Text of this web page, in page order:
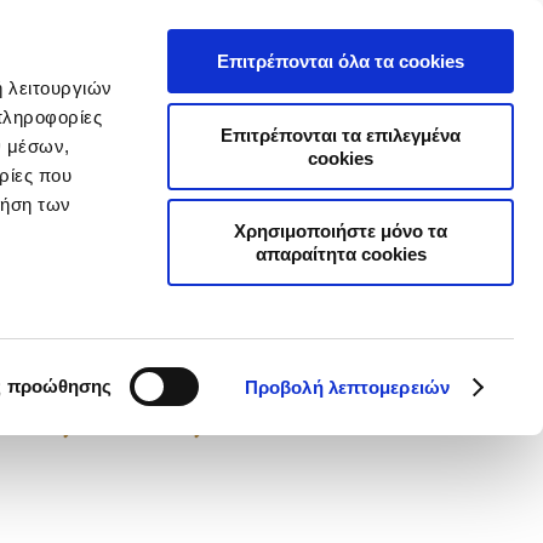
μέσων,
που
των
προώθησης Προβολή λεπτομερειών
Επιτρέπονται όλα τα cookies
Επιτρέπονται τα επιλεγμένα
cookies
Χρησιμοποιήστε μόνο τα
απαραίτητα cookies
Επιχειρήσεις Online Ασφαλίσεις
τις
σας